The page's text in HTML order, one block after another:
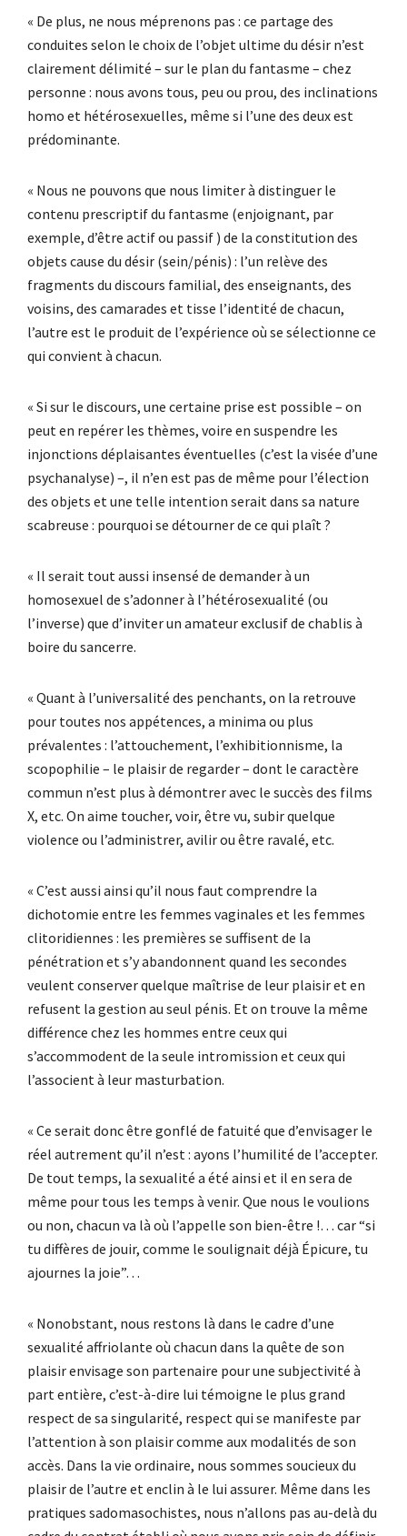
« De plus, ne nous méprenons pas : ce partage des
conduites selon le choix de l’objet ultime du désir n’est
clairement délimité – sur le plan du fantasme – chez
personne : nous avons tous, peu ou prou, des inclinations
homo et hétérosexuelles, même si l’une des deux est
prédominante.
« Nous ne pouvons que nous limiter à distinguer le
contenu prescriptif du fantasme (enjoignant, par
exemple, d’être actif ou passif ) de la constitution des
objets cause du désir (sein/pénis) : l’un relève des
fragments du discours familial, des enseignants, des
voisins, des camarades et tisse l’identité de chacun,
l’autre est le produit de l’expérience où se sélectionne ce
qui convient à chacun.
« Si sur le discours, une certaine prise est possible – on
peut en repérer les thèmes, voire en suspendre les
injonctions déplaisantes éventuelles (c’est la visée d’une
psychanalyse) –, il n’en est pas de même pour l’élection
des objets et une telle intention serait dans sa nature
scabreuse : pourquoi se détourner de ce qui plaît ?
« Il serait tout aussi insensé de demander à un
homosexuel de s’adonner à l’hétérosexualité (ou
l’inverse) que d’inviter un amateur exclusif de chablis à
boire du sancerre.
« Quant à l’universalité des penchants, on la retrouve
pour toutes nos appétences, a minima ou plus
prévalentes : l’attouchement, l’exhibitionnisme, la
scopophilie – le plaisir de regarder – dont le caractère
commun n’est plus à démontrer avec le succès des films
X, etc. On aime toucher, voir, être vu, subir quelque
violence ou l’administrer, avilir ou être ravalé, etc.
« C’est aussi ainsi qu’il nous faut comprendre la
dichotomie entre les femmes vaginales et les femmes
clitoridiennes : les premières se suffisent de la
pénétration et s’y abandonnent quand les secondes
veulent conserver quelque maîtrise de leur plaisir et en
refusent la gestion au seul pénis. Et on trouve la même
différence chez les hommes entre ceux qui
s’accommodent de la seule intromission et ceux qui
l’associent à leur masturbation.
« Ce serait donc être gonflé de fatuité que d’envisager le
réel autrement qu’il n’est : ayons l’humilité de l’accepter.
De tout temps, la sexualité a été ainsi et il en sera de
même pour tous les temps à venir. Que nous le voulions
ou non, chacun va là où l’appelle son bien-être !… car “si
tu diffères de jouir, comme le soulignait déjà Épicure, tu
ajournes la joie”…
« Nonobstant, nous restons là dans le cadre d’une
sexualité affriolante où chacun dans la quête de son
plaisir envisage son partenaire pour une subjectivité à
part entière, c’est-à-dire lui témoigne le plus grand
respect de sa singularité, respect qui se manifeste par
l’attention à son plaisir comme aux modalités de son
accès. Dans la vie ordinaire, nous sommes soucieux du
plaisir de l’autre et enclin à le lui assurer. Même dans les
pratiques sadomasochistes, nous n’allons pas au-delà du